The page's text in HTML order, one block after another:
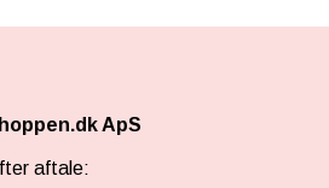
ApS
aftale: